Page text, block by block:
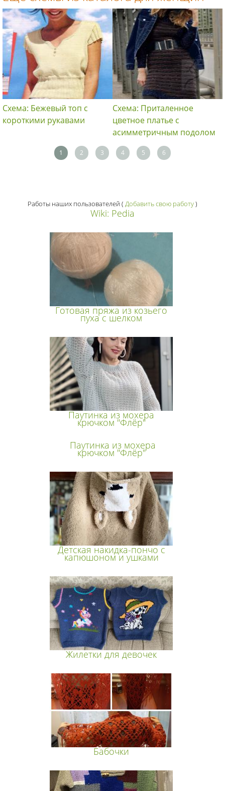
Схема: Бежевый топ с
короткими рукавами
Схема: Приталенное
цветное платье с
асимметричным подолом
1 2 3 4 5 6
Работы наших пользователей ( Добавить свою работу)
Wiki: Pedia
Готовая пряжа из козьего
пуха с шелком
Паутинка из мохера
крючком "Флёр"
Паутинка из мохера
крючком "Флёр"
Детская накидка-пончо с
капюшоном и ушками
Жилетки для девочек
Бабочки